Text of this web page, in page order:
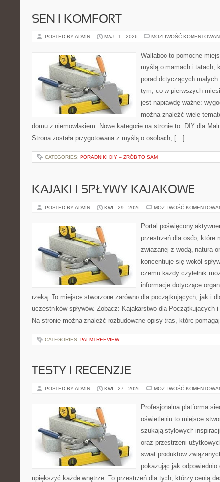
SEN I KOMFORT
POSTED BY ADMIN MAJ - 1 - 2026 MOŻLIWOŚĆ
Wallaboo to pomocne
myślą o mamach i tatach,
porad dotyczących
tym, co w pierwszych
jest naprawdę ważne:
można znaleźć wiele
domu z niemowlakiem. Nowe kategorie na stronie to: DIY dla
Strona została przygotowana z myślą o osobach, […]
CATEGORIES: PORADNIKI DIY – ZRÓB TO SAM
KAJAKI I SPŁYWY KAJAKOWE
POSTED BY ADMIN KWI - 29 - 2026 MOŻLIWOŚĆ
Portal poświęcony
przestrzeń dla osób, które
związanej z wodą, naturą
koncentruje się wokół
czemu każdy czytelnik
informacje dotyczące
rzeką. To miejsce stworzone zarówno dla początkujących, jak i
uczestników spływów. Zobacz: Kajakarstwo dla Początkujących
Na stronie można znaleźć rozbudowane opisy tras, które
CATEGORIES: PALMTREEVIEW
TESTY I RECENZJE
POSTED BY ADMIN KWI - 27 - 2026 MOŻLIWOŚĆ
Profesjonalna platforma
oświetleniu to miejsce
szukają stylowych
oraz przestrzeni
świat produktów
pokazując jak odpowiednio
upiększyć każde wnętrze. To przestrzeń dla tych, którzy cenią